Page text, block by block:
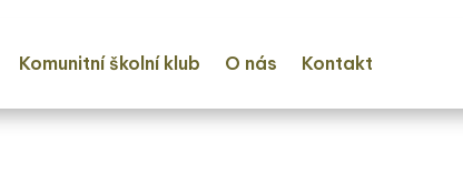
Komunitní školní klub O nás Kontakt